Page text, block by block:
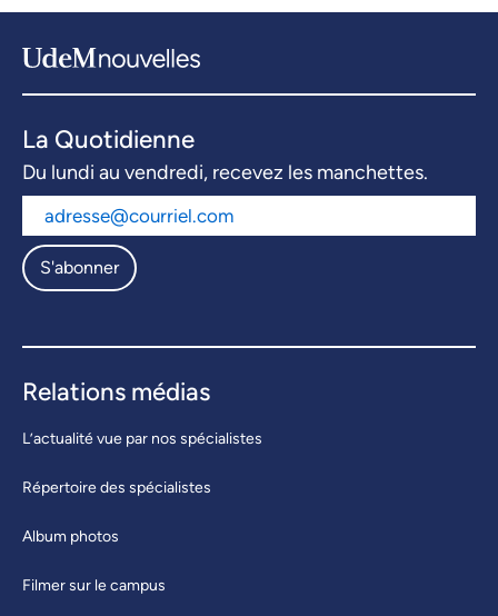
La Quotidienne
Du lundi au vendredi, recevez les manchettes.
S'abonner
Relations médias
L’actualité vue par nos spécialistes
Répertoire des spécialistes
Album photos
Filmer sur le campus